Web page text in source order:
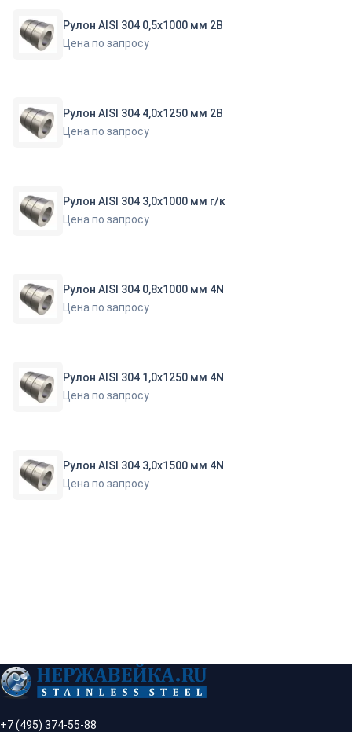
Рулон AISI 304 0,5х1000 мм 2В
Цена по запросу
Рулон AISI 304 4,0х1250 мм 2B
Цена по запросу
Рулон AISI 304 3,0х1000 мм г/к
Цена по запросу
Рулон AISI 304 0,8х1000 мм 4N
Цена по запросу
Рулон AISI 304 1,0х1250 мм 4N
Цена по запросу
Рулон AISI 304 3,0х1500 мм 4N
Цена по запросу
+7 (495) 374-55-88